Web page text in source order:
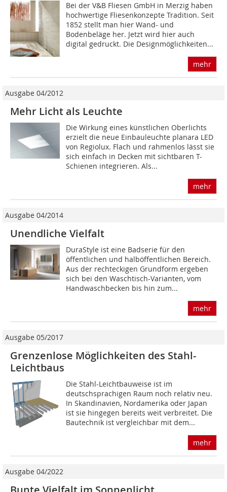
Bei der V&B Fliesen GmbH in Merzig haben
hochwertige Fliesenkonzepte Tradition. Seit
1852 stellt man hier Wand- und
Bodenbeläge her. Jetzt wird hier auch
digital gedruckt. Die Designmöglichkeiten...
mehr
Ausgabe 04/2012
Mehr Licht als Leuchte
Die Wirkung eines künstlichen Oberlichts
erzielt die neue Einbauleuchte planara LED
von Regiolux. Flach und rahmenlos lässt sie
sich einfach in Decken mit sichtbaren T-
Schienen integrieren. Als...
mehr
Ausgabe 04/2014
Unendliche Vielfalt
DuraStyle ist eine Badserie für den
öffentlichen und halböffentlichen Bereich.
Aus der rechteckigen Grundform ergeben
sich bei den Waschtisch-Varianten, vom
Handwaschbecken bis hin zum...
mehr
Ausgabe 05/2017
Grenzenlose Möglichkeiten des Stahl-
Leichtbaus
Die Stahl-Leichtbauweise ist im
deutschsprachigen Raum noch relativ neu.
In Skandinavien, Nordamerika oder Japan
ist sie hingegen bereits weit verbreitet. Die
Bautechnik ist vergleichbar mit dem...
mehr
Ausgabe 04/2022